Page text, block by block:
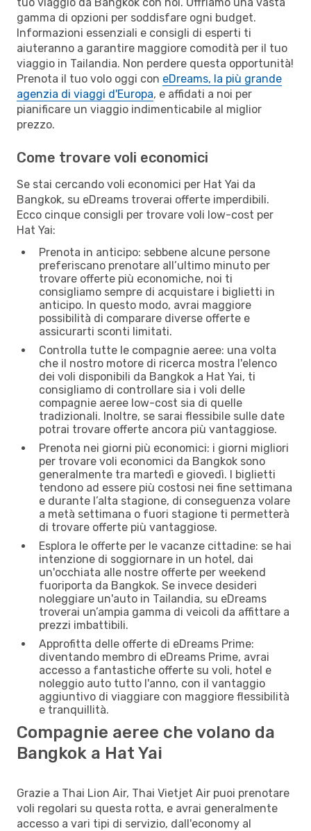
gamma di opzioni per soddisfare ogni budget.
Informazioni essenziali e consigli di esperti ti
aiuteranno a garantire maggiore comodità per il tuo
viaggio in Tailandia. Non perdere questa opportunità!
Prenota il tuo volo oggi con eDreams, la più grande
agenzia di viaggi d'Europa, e affidati a noi per
pianificare un viaggio indimenticabile al miglior
prezzo.
Come trovare voli economici
Se stai cercando voli economici per Hat Yai da
Bangkok, su eDreams troverai offerte imperdibili.
Ecco cinque consigli per trovare voli low-cost per
Hat Yai:
Prenota in anticipo: sebbene alcune persone
preferiscano prenotare all’ultimo minuto per
trovare offerte più economiche, noi ti
consigliamo sempre di acquistare i biglietti in
anticipo. In questo modo, avrai maggiore
possibilità di comparare diverse offerte e
assicurarti sconti limitati.
Controlla tutte le compagnie aeree: una volta
che il nostro motore di ricerca mostra l'elenco
dei voli disponibili da Bangkok a Hat Yai, ti
consigliamo di controllare sia i voli delle
compagnie aeree low-cost sia di quelle
tradizionali. Inoltre, se sarai flessibile sulle date
potrai trovare offerte ancora più vantaggiose.
Prenota nei giorni più economici: i giorni migliori
per trovare voli economici da Bangkok sono
generalmente tra martedì e giovedì. I biglietti
tendono ad essere più costosi nei fine settimana
e durante l’alta stagione, di conseguenza volare
a metà settimana o fuori stagione ti permetterà
di trovare offerte più vantaggiose.
Esplora le offerte per le vacanze cittadine: se hai
intenzione di soggiornare in un hotel, dai
un'occhiata alle nostre offerte per weekend
fuoriporta da Bangkok. Se invece desideri
noleggiare un'auto in Tailandia, su eDreams
troverai un’ampia gamma di veicoli da affittare a
prezzi imbattibili.
Approfitta delle offerte di eDreams Prime:
diventando membro di eDreams Prime, avrai
accesso a fantastiche offerte su voli, hotel e
noleggio auto tutto l'anno, con il vantaggio
aggiuntivo di viaggiare con maggiore flessibilità
e tranquillità.
Compagnie aeree che volano da
Bangkok a Hat Yai
Grazie a Thai Lion Air, Thai Vietjet Air puoi prenotare
voli regolari su questa rotta, e avrai generalmente
accesso a vari tipi di servizio, dall'economy al